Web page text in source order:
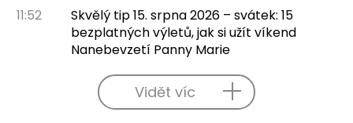
11:52
Skvělý tip 15. srpna 2026 – svátek: 15
bezplatných výletů, jak si užít víkend
Nanebevzetí Panny Marie
Vidět víc